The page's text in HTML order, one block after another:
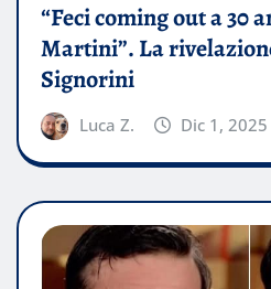
“Feci coming out a 30
Martini”. La
Signorini
Luca Z. Dic 1, 2025